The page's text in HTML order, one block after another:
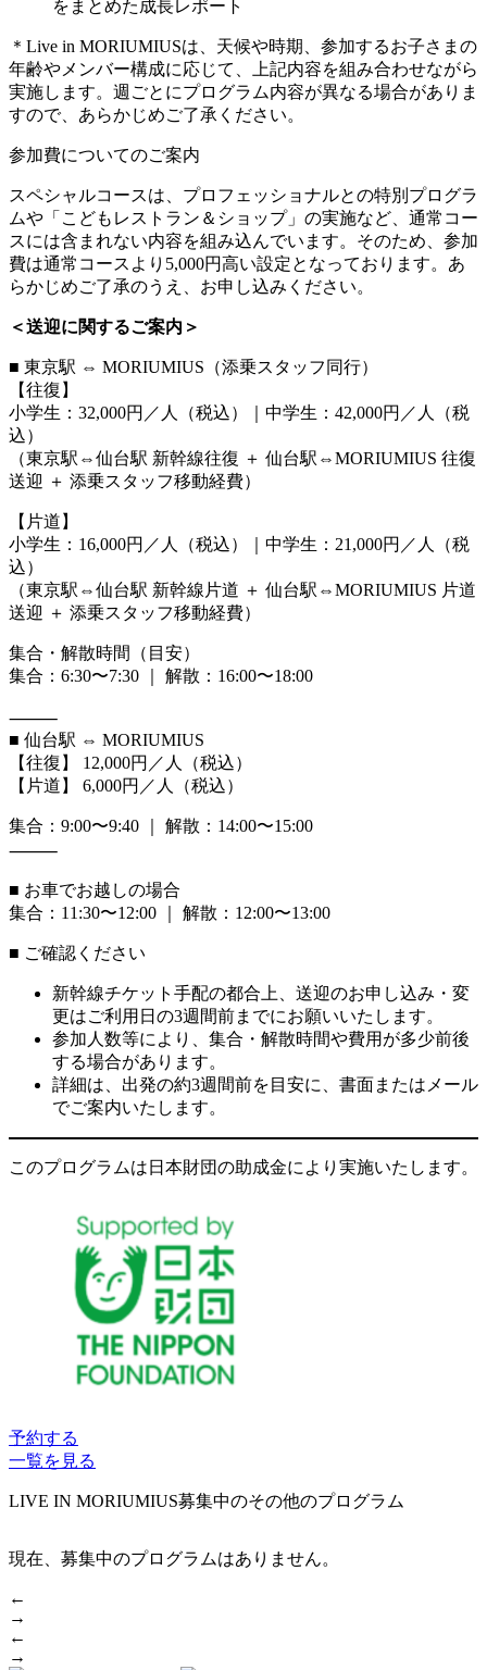
をまとめた成長レポート
＊Live in MORIUMIUSは、天候や時期、参加するお子さまの
年齢やメンバー構成に応じて、上記内容を組み合わせながら
実施します。週ごとにプログラム内容が異なる場合がありま
すので、あらかじめご了承ください。
参加費についてのご案内
スペシャルコースは、プロフェッショナルとの特別プログラ
ムや「こどもレストラン＆ショップ」の実施など、通常コー
スには含まれない内容を組み込んでいます。そのため、参加
費は通常コースより5,000円高い設定となっております。あ
らかじめご了承のうえ、お申し込みください。
＜送迎に関するご案内＞
■ 東京駅 ⇔ MORIUMIUS（添乗スタッフ同行）
【往復】
小学生：32,000円／人（税込）｜中学生：42,000円／人（税
込）
（東京駅⇔仙台駅 新幹線往復 ＋ 仙台駅⇔MORIUMIUS 往復
送迎 ＋ 添乗スタッフ移動経費）
【片道】
小学生：16,000円／人（税込）｜中学生：21,000円／人（税
込）
（東京駅⇔仙台駅 新幹線片道 ＋ 仙台駅⇔MORIUMIUS 片道
送迎 ＋ 添乗スタッフ移動経費）
集合・解散時間（目安）
集合：6:30〜7:30 ｜ 解散：16:00〜18:00
⸻
■ 仙台駅 ⇔ MORIUMIUS
【往復】 12,000円／人（税込）
【片道】 6,000円／人（税込）
集合：9:00〜9:40 ｜ 解散：14:00〜15:00
⸻
■ お車でお越しの場合
集合：11:30〜12:00 ｜ 解散：12:00〜13:00
■ ご確認ください
新幹線チケット手配の都合上、送迎のお申し込み・変
更はご利用日の3週間前までにお願いいたします。
参加人数等により、集合・解散時間や費用が多少前後
する場合があります。
詳細は、出発の約3週間前を目安に、書面またはメール
でご案内いたします。
このプログラムは日本財団の助成金により実施いたします。
予約する
一覧を見る
LIVE IN MORIUMIUS募集中のその他のプログラム
現在、募集中のプログラムはありません。
←
→
←
→